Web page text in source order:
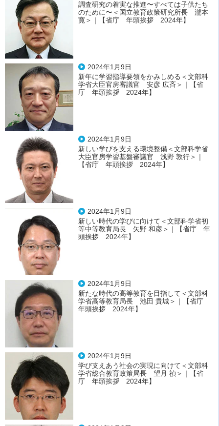
調査研究の着実な推進〜すべては子供たち
のために〜＜国立教育政策研究所長 瀧本
寛＞｜【省庁 年頭挨拶 2024年】
2024年1月9日
新年に学習指導要領をかみしめる＜文部科
学省大臣官房審議官 安彦 広斉＞｜【省
庁 年頭挨拶 2024年】
2024年1月9日
新しい学びを支える環境整備＜文部科学省
大臣官房学習基盤審議官 浅野 敦行＞｜
【省庁 年頭挨拶 2024年】
2024年1月9日
新しい時代の学びに向けて＜文部科学省初
等中等教育局長 矢野 和彦＞｜【省庁 年
頭挨拶 2024年】
2024年1月9日
新たな時代の高等教育を目指して＜文部科
学省高等教育局長 池田 貴城＞｜【省庁
年頭挨拶 2024年】
2024年1月9日
学び支えあう社会の実現に向けて＜文部科
学省総合教育政策局長 望月 禎＞｜【省
庁 年頭挨拶 2024年】